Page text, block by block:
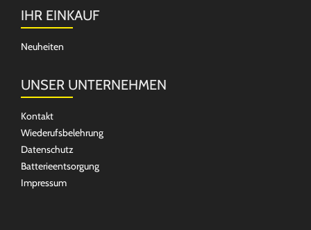
IHR EINKAUF
Neuheiten
UNSER UNTERNEHMEN
Kontakt
Wiederufsbelehrung
Datenschutz
Batterieentsorgung
Impressum